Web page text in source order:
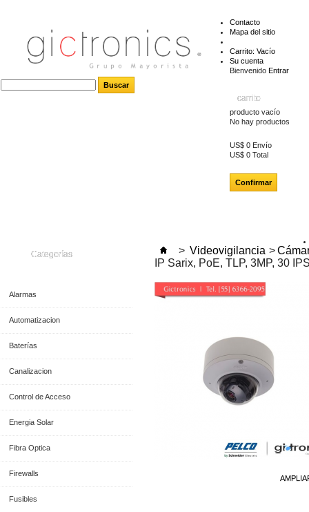
Contacto
Mapa del sitio
Carrito: Vacío
Su cuenta
Bienvenido Entrar
carrito
producto vacío
No hay productos
US$ 0 Envío
US$ 0 Total
Confirmar
Categorías
Alarmas
Automatizacion
Baterías
Canalizacion
Control de Acceso
Energia Solar
Fibra Optica
Firewalls
Fusibles
> Videovigilancia >
IP Sarix, PoE, TLP, 3MP, 30